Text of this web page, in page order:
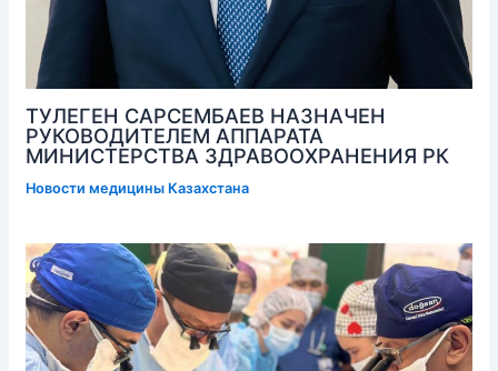
ТУЛЕГЕН САРСЕМБАЕВ НАЗНАЧЕН
РУКОВОДИТЕЛЕМ АППАРАТА
МИНИСТЕРСТВА ЗДРАВООХРАНЕНИЯ РК
Новости медицины Казахстана